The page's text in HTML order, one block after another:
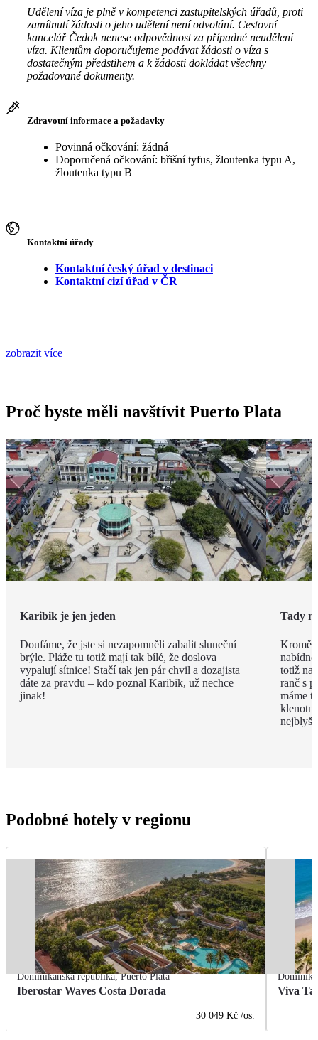
Udělení víza je plně v kompetenci zastupitelských úřadů, proti
zamítnutí žádosti o jeho udělení není odvolání. Cestovní
kancelář Čedok nenese odpovědnost za případné neudělení
víza. Klientům doporučujeme podávat žádosti o víza s
dostatečným předstihem a k žádosti dokládat všechny
požadované dokumenty.
Zdravotní informace a požadavky
Povinná očkování: žádná
Doporučená očkování: břišní tyfus, žloutenka typu A,
žloutenka typu B
Kontaktní úřady
Kontaktní český úřad v destinaci
Kontaktní cizí úřad v ČR
zobrazit více
Proč byste měli navštívit Puerto Plata
Karibik je jen jeden
Doufáme, že jste si nezapomněli zabalit sluneční
brýle. Pláže tu totiž mají tak bílé, že doslova
vypalují sítnice! Stačí tak jen pár chvil a dozajista
dáte za pravdu – kdo poznal Karibik, už nechce
jinak!
Tady
Kromě
totiž
ranč s
máme
Podobné hotely v regionu
Dominikánská republika,Puerto Plata
Iberostar Waves Costa Dorada
30 049 Kč /os.
Viva